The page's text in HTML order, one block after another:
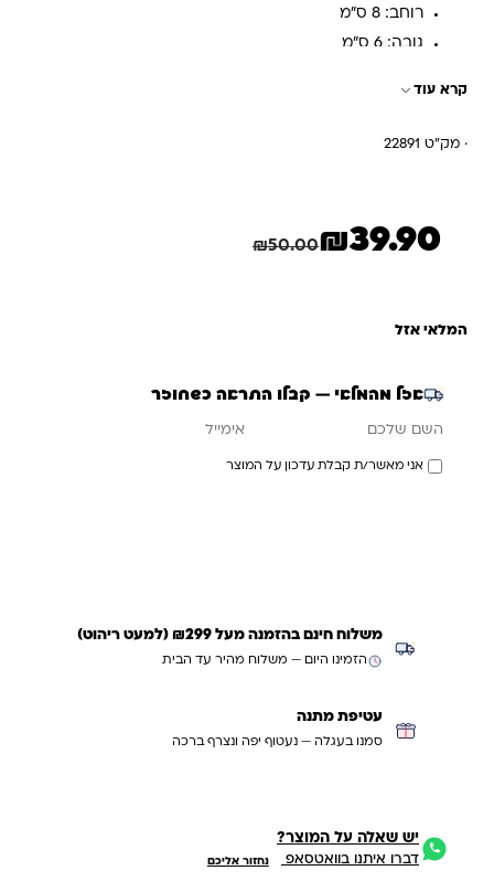
רוחב: 8 ס"מ
גובה: 6 ס"מ
קרא עוד
· מק"ט 22891
₪50.00
המחיר המקורי היה: ₪50.00.
₪39.90
המחיר הנוכחי הוא: ₪39.90.
המלאי אזל
אזל מהמלאי — קבלו התראה כשחוזר
אני מאשר/ת קבלת עדכון על המוצר
משלוח חינם בהזמנה מעל ₪299 (למעט ריהוט)
הזמינו היום — משלוח מהיר עד הבית
עטיפת מתנה
סמנו בעגלה — נעטוף יפה ונצרף ברכה
יש שאלה על המוצר?
דברו איתנו בוואטסאפ נחזור אליכם